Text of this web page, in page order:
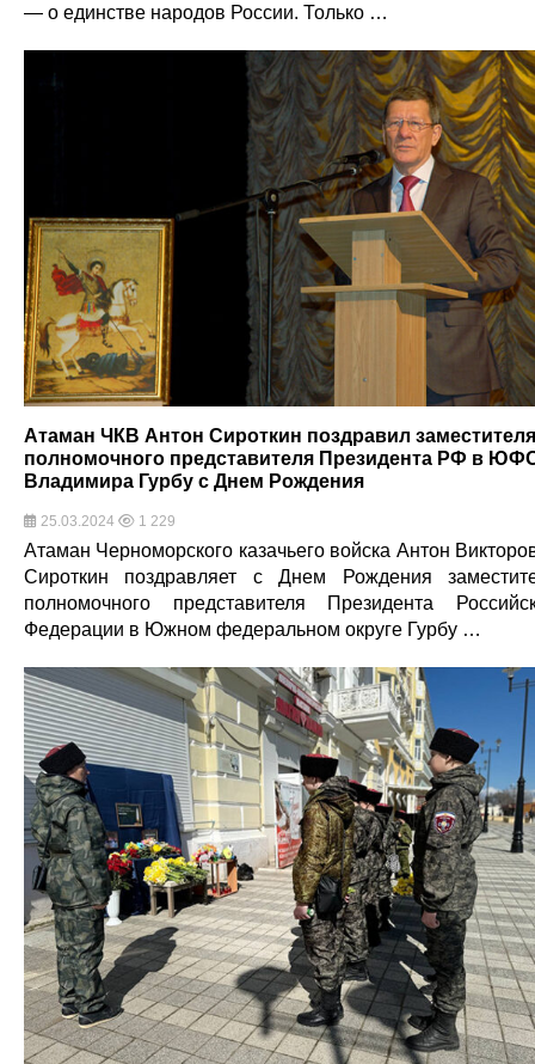
— о единстве народов России. Только …
Атаман ЧКВ Антон Сироткин поздравил заместителя
полномочного представителя Президента РФ в
Владимира Гурбу с Днем Рождения
25.03.2024 1 229
Атаман Черноморского казачьего войска Антон
Сироткин поздравляет с Днем Рождения
полномочного представителя Президента
Федерации в Южном федеральном округе Гурбу …